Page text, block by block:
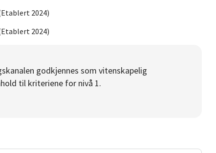
2024)
2024)
godkjennes som vitenskapelig
til kriteriene for nivå 1.